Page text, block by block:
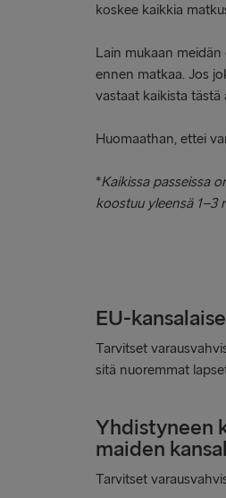
koskee kaikkia
Lain mukaan
ennen matkaa. Jos
vastaat kaikista tästä
Huomaathan, ettei
*Kaikissa passeissa
koostuu yleensä 1–3
EU-
Tarvitset
sitä nuoremmat
Yhdistyneen
maiden
Tarvitset